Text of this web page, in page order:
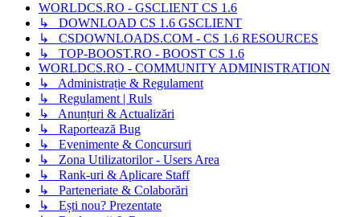
WORLDCS.RO - GSCLIENT CS 1.6
↳ DOWNLOAD CS 1.6 GSCLIENT
↳ CSDOWNLOADS.COM - CS 1.6 RESOURCES
↳ TOP-BOOST.RO - BOOST CS 1.6
WORLDCS.RO - COMMUNITY ADMINISTRATION
↳ Administrație & Regulament
↳ Regulament | Ruls
↳ Anunțuri & Actualizări
↳ Raportează Bug
↳ Evenimente & Concursuri
↳ Zona Utilizatorilor - Users Area
↳ Rank-uri & Aplicare Staff
↳ Parteneriate & Colaborări
↳ Ești nou? Prezentate